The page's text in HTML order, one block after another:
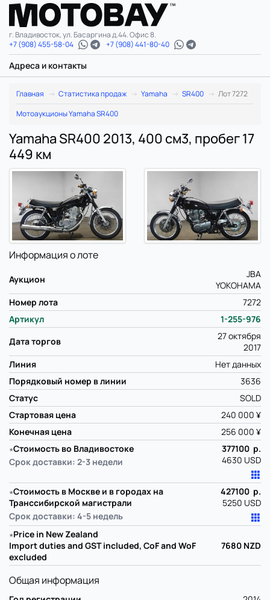
г. Владивосток, ул. Басаргина д.44. Офис 8.
+7 (908) 455-58-04
+7 (908) 441-80-40
Адреса и контакты
Главная Статистика продаж Yamaha SR400
Лот 7272
Мотоаукционы Yamaha SR400
Yamaha SR400 2013, 400 см3, пробег 17
449 км
Информация о лоте
Аукцион
JBA
YOKOHAMA
Номер лота
7272
Артикул
1-255-976
Дата торгов
27 октября
2017
Линия
Нет данных
Порядковый номер в линии
3636
Статус
SOLD
Стартовая цена
240 000 ¥
Конечная цена
256 000 ¥
∗Стоимость во Владивостоке
Срок доставки: 2-3 недели
377100 р.
4630 USD
∗Стоимость в Москве и в городах на
Транссибирской магистрали
Срок доставки: 4-5 недель
427100 р.
5250 USD
∗Price in New Zealand
Import duties and GST included, CoF and WoF
excluded
7680 NZD
Общая информация